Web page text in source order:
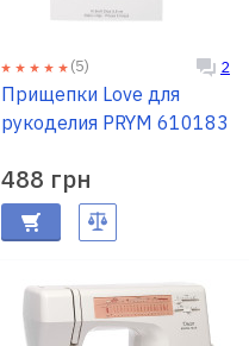
(5) 2
Прищепки Love для
рукоделия PRYM 610183
488 грн